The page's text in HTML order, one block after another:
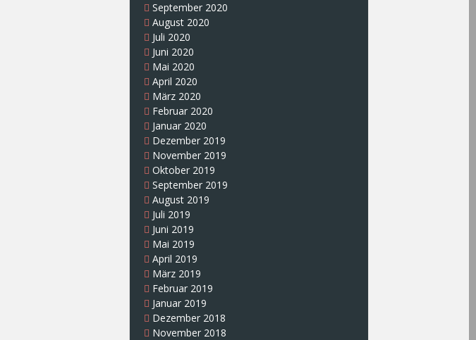
September 2020
August 2020
Juli 2020
Juni 2020
Mai 2020
April 2020
März 2020
Februar 2020
Januar 2020
Dezember 2019
November 2019
Oktober 2019
September 2019
August 2019
Juli 2019
Juni 2019
Mai 2019
April 2019
März 2019
Februar 2019
Januar 2019
Dezember 2018
November 2018